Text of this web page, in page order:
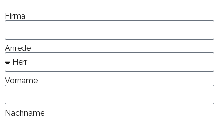
Firma
Anrede
Vorname
Nachname